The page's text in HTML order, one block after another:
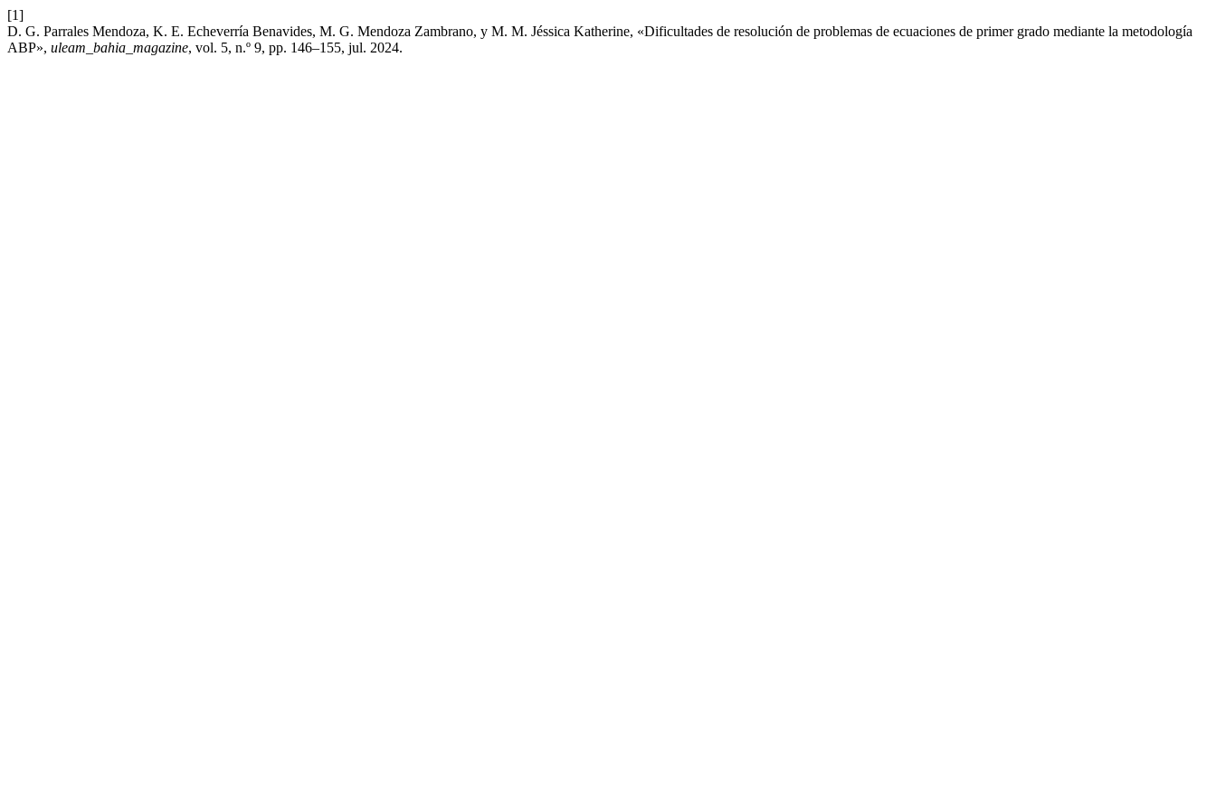
[1]
D. G. Parrales Mendoza, K. E. Echeverría Benavides, M. G. Mendoza Zambrano, y M. M. Jéssica Katherine, «Dificultades de resolución de problemas de ecuaciones de primer grado mediante la metodología
ABP», uleam_bahia_magazine, vol. 5, n.º 9, pp. 146–155, jul. 2024.